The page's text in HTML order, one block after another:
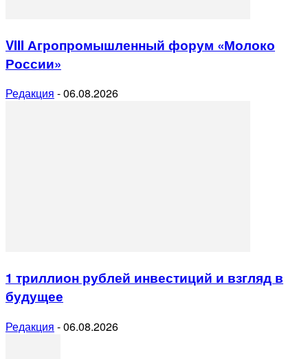
VIII Агропромышленный форум «Молоко
России»
Редакция -06.08.2026
1 триллион рублей инвестиций и взгляд в
будущее
Редакция -06.08.2026